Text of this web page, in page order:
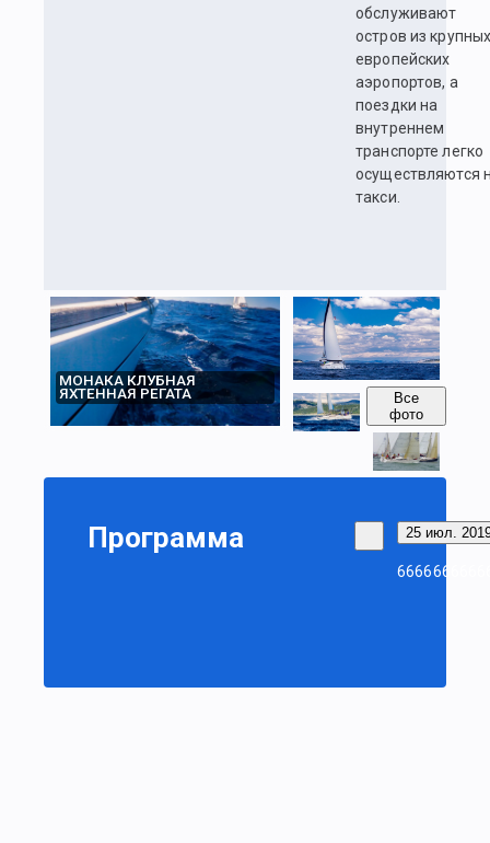
обслуживают
остров из
европейских
аэропортов, а
поездки на
внутреннем
транспорте легко
осуществляются
такси.
МОНАКА КЛУБНАЯ
ЯХТЕННАЯ РЕГАТА
Все
фото
Программа 25 июл.